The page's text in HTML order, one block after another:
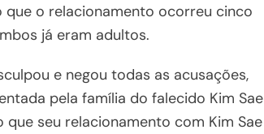
que o relacionamento ocorreu cinco
já eram adultos.
e negou todas as acusações,
pela família do falecido Kim Sae
que seu relacionamento com Kim Sae